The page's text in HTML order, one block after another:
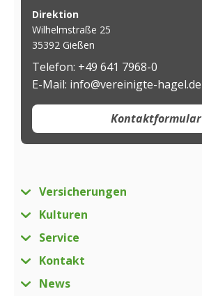
Direktion
Wilhelmstraße 25
35392 Gießen
Telefon: +49 641 7968-0
E-Mail: info@vereinigte-hagel.de
Kontaktformular
Versicherungen
Kulturen
Service
Kontakt
News